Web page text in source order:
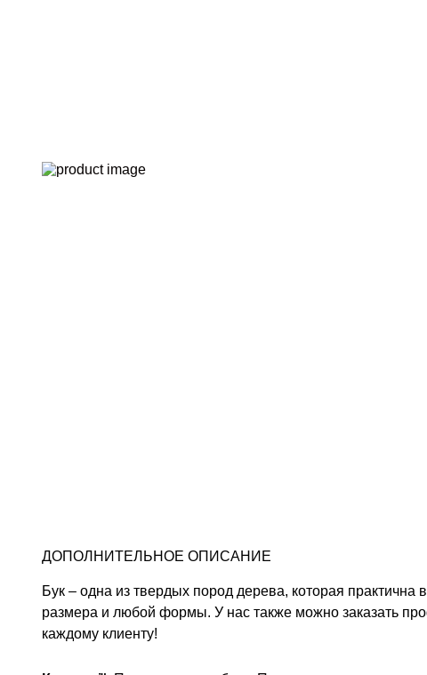
ДОПОЛНИТЕЛЬНОЕ ОПИСАНИЕ
Бук – одна из твердых пород дерева, которая
размера и любой формы. У нас также можно заказать
каждому клиенту!